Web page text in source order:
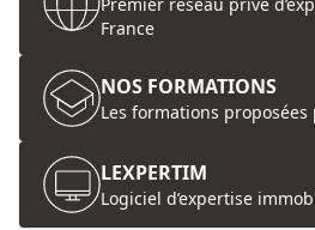
France
NOS FORMATIONS
Les formations proposées
LEXPERTIM
Logiciel d’expertise